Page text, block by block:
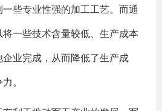
些专业性强的加工工艺。而通
一些技术含量较低、生产成本
业完成，从而降低了生产成
。